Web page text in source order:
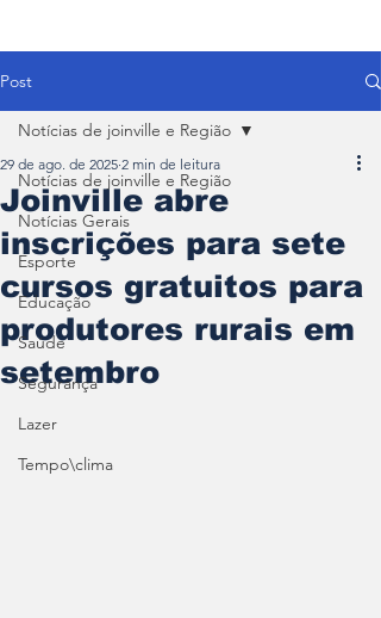
Post
Notícias de joinville e Região
Notícias Gerais
Esporte
Educação
Saúde
Segurança
Lazer
Tempo\clima
Notícias de joinville e Região
Joinville abre
inscrições para sete
cursos gratuitos para
produtores rurais em
setembro
29 de ago. de 2025 2 min de leitura